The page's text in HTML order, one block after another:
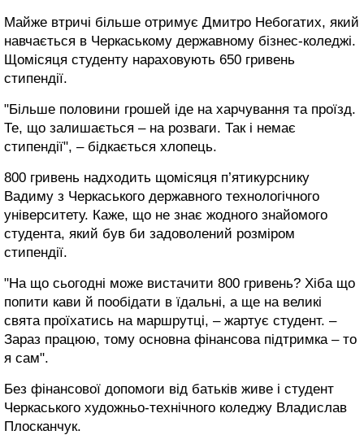
Майже втричі більше отримує Дмитро Небогатих, який
навчається в Черкаському державному бізнес-коледжі.
Щомісяця студенту нараховують 650 гривень
стипендії.
"Більше половини грошей іде на харчування та проїзд.
Те, що залишається – на розваги. Так і немає
стипендії", – бідкається хлопець.
800 гривень надходить щомісяця п’ятикурснику
Вадиму з Черкаського державного технологічного
університету. Каже, що не знає жодного знайомого
студента, який був би задоволений розміром
стипендії.
"На що сьогодні може вистачити 800 гривень? Хіба що
попити кави й пообідати в їдальні, а ще на великі
свята проїхатись на маршрутці, – жартує студент. –
Зараз працюю, тому основна фінансова підтримка – то
я сам".
Без фінансової допомоги від батьків живе і студент
Черкаського художньо-технічного коледжу Владислав
Плосканчук.